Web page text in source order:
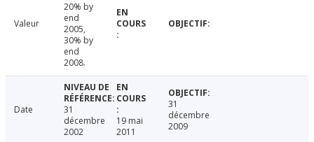
Valeur
20% by
end
2005,
30% by
end
2008.
Date
31
décembre
2002
19 mai
2011
31
décembre
2009